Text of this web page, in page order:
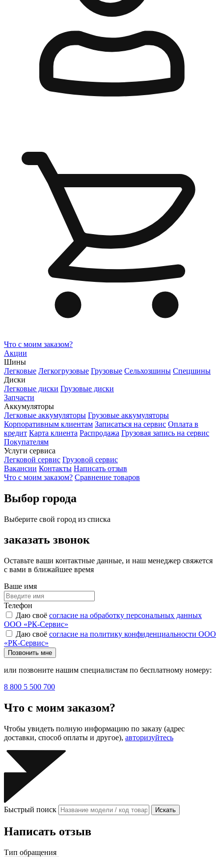
Что с моим заказом?
Акции
Шины
Легковые Легкогрузовые Грузовые Сельхозшины Спецшины
Диски
Легковые диски Грузовые диски
Запчасти
Аккумуляторы
Легковые аккумуляторы Грузовые аккумуляторы
Корпоративным клиентам Записаться на сервис Оплата в
кредит Карта клиента Распродажа Грузовая запись на сервис
Покупателям
Услуги сервиса
Легковой сервис Грузовой сервис
Вакансии Контакты Написать отзыв
Что с моим заказом? Сравнение товаров
Выбор города
Выберите свой город из списка
заказать звонок
Оставьте ваши контактные данные, и наш менеджер свяжется
с вами в ближайшее время
Ваше имя
Телефон
Даю своё согласие на обработку персональных данных
ООО «РК-Сервис»
Даю своё согласие на политику конфиденциальности ООО
«РК-Сервис»
Позвонить мне
или позвоните нашим специалистам по бесплатному номеру:
8 800 5 500 700
Что с моим заказом?
Чтобы увидеть полную информацию по заказу (адрес
доставки, способ оплаты и другое), авторизуйтесь
Быстрый поиск Искать
Написать отзыв
Тип обращения